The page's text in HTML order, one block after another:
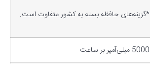
*گزینه‌های حافظه بسته به کشور متفاوت است.
5000 میلی‌آمپر بر ساعت